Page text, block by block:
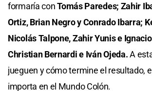
formaría conTomás Paredes; Zahir
Ortiz, Brian Negro y Conrado Ibarra;
Nicolás Talpone, Zahir Yunis e
Christian Bernardi e Iván Ojeda.A
jueguen y cómo termine el resultado,
importa en el Mundo Colón.